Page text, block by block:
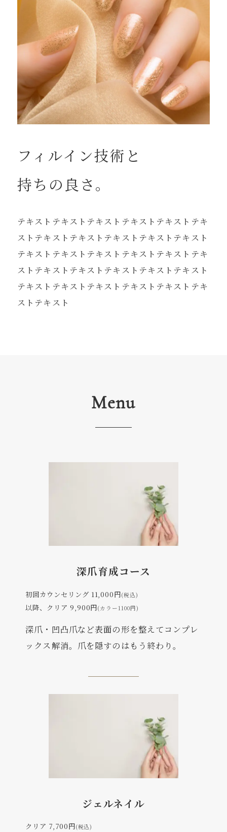
フィルイン技術と
持ちの良さ。
テキストテキストテキストテキストテキストテキ
ストテキストテキストテキストテキストテキスト
テキストテキストテキストテキストテキストテキ
ストテキストテキストテキストテキストテキスト
テキストテキストテキストテキストテキストテキ
ストテキスト
Menu
深爪育成コース
初回カウンセリング 11,000円(税込)
以降、クリア 9,900円(カラー1100円)
深爪・凹凸爪など表面の形を整えてコンプレ
ックス解消。爪を隠すのはもう終わり。
ジェルネイル
クリア 7,700円(税込)